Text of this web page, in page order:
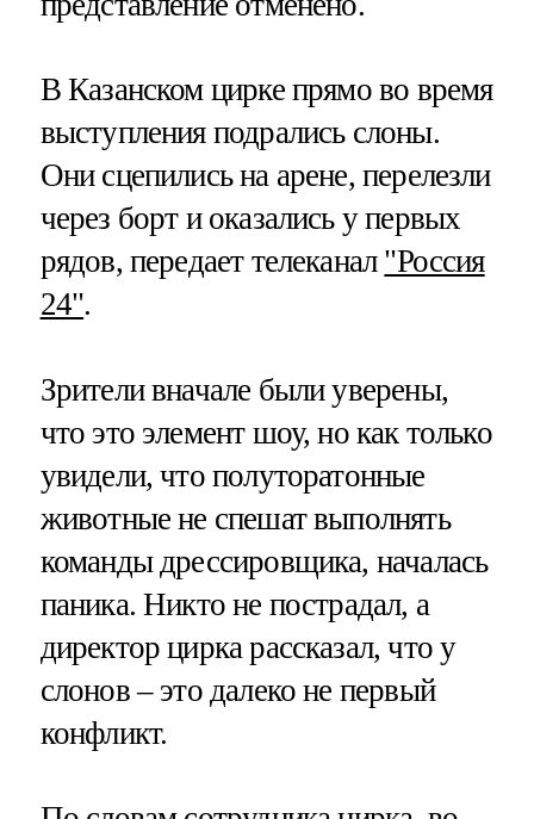
В Казанском цирке прямо во время
выступления подрались слоны.
Они сцепились на арене, перелезли
через борт и оказались у первых
рядов, передает телеканал "Россия
24".
Зрители вначале были уверены,
что это элемент шоу, но как только
увидели, что полуторатонные
животные не спешат выполнять
команды дрессировщика, началась
паника. Никто не пострадал, а
директор цирка рассказал, что у
слонов – это далеко не первый
конфликт.